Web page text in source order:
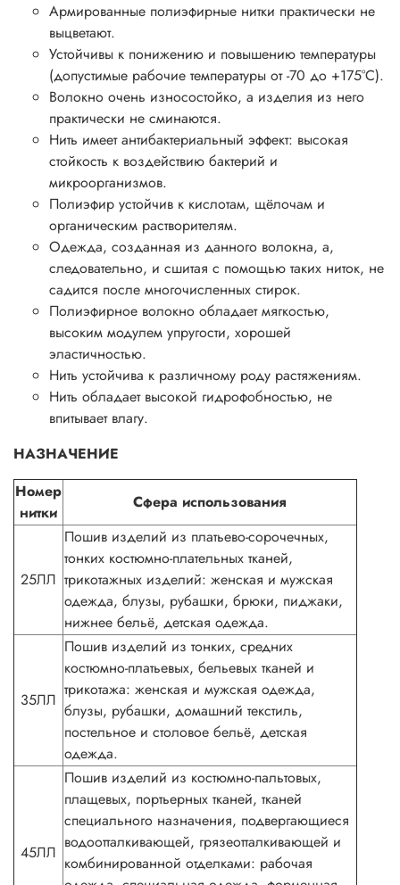
Армированные полиэфирные нитки практически не
выцветают.
Устойчивы к понижению и повышению температуры
(допустимые рабочие температуры от -70 до +175°С).
Волокно очень износостойко, а изделия из него
практически не сминаются.
Нить имеет антибактериальный эффект: высокая
стойкость к воздействию бактерий и
микроорганизмов.
Полиэфир устойчив к кислотам, щёлочам и
органическим растворителям.
Одежда, созданная из данного волокна, а,
следовательно, и сшитая с помощью таких ниток, не
садится после многочисленных стирок.
Полиэфирное волокно обладает мягкостью,
высоким модулем упругости, хорошей
эластичностью.
Нить устойчива к различному роду растяжениям.
Нить обладает высокой гидрофобностью, не
впитывает влагу.
НАЗНАЧЕНИЕ
Номер
нитки
Сфера использования
25ЛЛ
Пошив изделий из платьево-сорочечных,
тонких костюмно-плательных тканей,
трикотажных изделий: женская и мужская
одежда, блузы, рубашки, брюки, пиджаки,
нижнее бельё, детская одежда.
35ЛЛ
Пошив изделий из тонких, средних
костюмно-платьевых, бельевых тканей и
трикотажа: женская и мужская одежда,
блузы, рубашки, домашний текстиль,
постельное и столовое бельё, детская
одежда.
45ЛЛ
Пошив изделий из костюмно-пальтовых,
плащевых, портьерных тканей, тканей
специального назначения, подвергающиеся
водоотталкивающей, грязеотталкивающей и
комбинированной отделками: рабочая